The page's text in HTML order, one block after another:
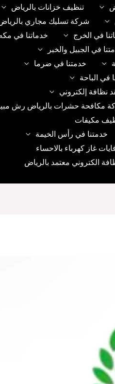
تنظيف خزانات بالرياض
شركة تسليك مجاري
في الخرج
خدماتنا في
في الجبيل والخبر
خدمتنا في ضرما
في الباحة
نظافة إلكتروني
مكافحة حشرات بالرياض رش
مكيفات
خدمتنا في رأس الخيمة
غاز كهرباء بالاحساء
الكتروني معتمد بالرياض